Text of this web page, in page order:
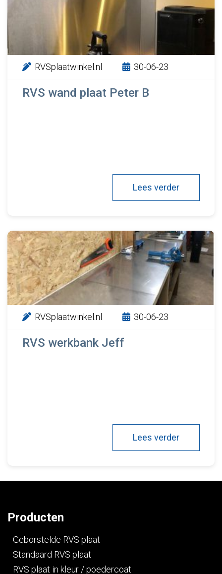
RVSplaatwinkel.nl 30-06-23
RVS wand plaat Peter B
Lees verder
RVSplaatwinkel.nl 30-06-23
RVS werkbank Jeff
Lees verder
Producten
Geborstelde RVS plaat
Standaard RVS plaat
RVS plaat in kleur / poedercoat